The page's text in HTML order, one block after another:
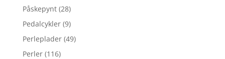
Påskepynt (28)
Pedalcykler (9)
Perleplader (49)
Perler (116)